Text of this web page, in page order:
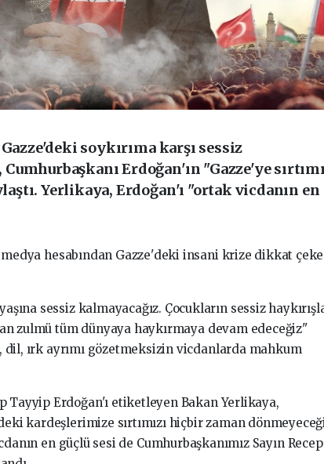
soykırıma karşı sessiz
Erdoğan'ın "Gazze'ye
Yerlikaya, Erdoğan'ı "ortak vicdanın en
medya hesabından Gazze'deki insani krize dikkat
sessiz kalmayacağız. Çocukların sessiz
zulmütüm dünyaya haykırmaya devam edeceğiz"
dil, ırk ayrımı gözetmeksizin vicdanlarda mahkum
Tayyip Erdoğan'ı etiketleyen BakanYerlikaya,
kardeşlerimize sırtımızı hiçbirzaman
en güçlü sesi de Cumhurbaşkanımız Sayın Recep